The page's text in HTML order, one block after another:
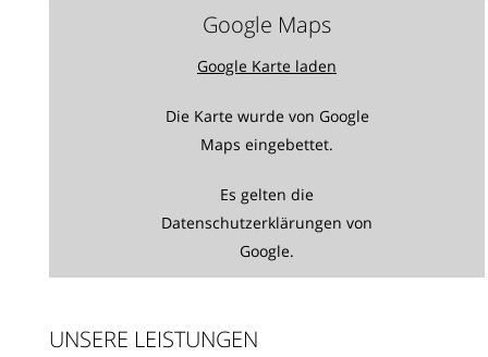
Google Maps
Google Karte laden
Die Karte wurde von Google
Maps eingebettet.
Es gelten die
Datenschutzerklärungen von
Google.
UNSERE LEISTUNGEN